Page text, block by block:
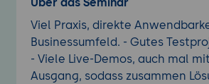
Über das Seminar
Viel Praxis, direkte
Businessumfeld. - Gutes
- Viele Live-Demos, auch mal
Ausgang, sodass zusammen